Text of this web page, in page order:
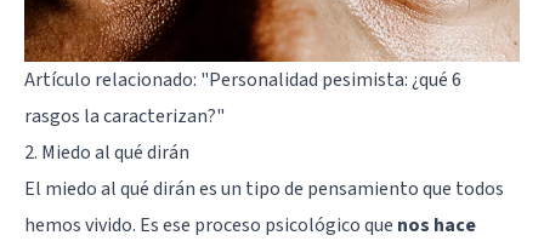
Artículo relacionado: "Personalidad pesimista: ¿qué 6
rasgos la caracterizan?"
2. Miedo al qué dirán
El miedo al qué dirán es un tipo de pensamiento que todos
hemos vivido. Es ese proceso psicológico que nos hace